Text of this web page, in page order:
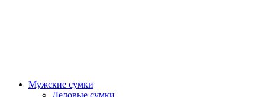
Мужские сумки
Деловые сумки